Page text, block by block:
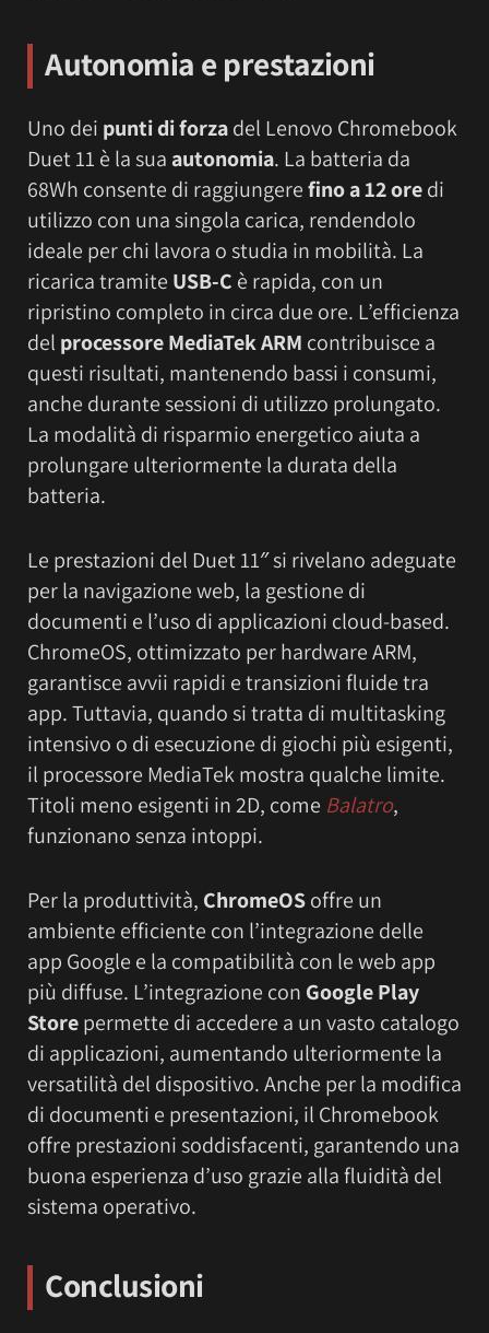
Autonomia e prestazioni
Uno dei punti di forzadel Lenovo Chromebook
Duet 11 è la sua autonomia. La batteria da
68Wh consente di raggiungerefino a 12 oredi
utilizzo con una singola carica, rendendolo
ideale per chi lavora o studia in mobilità. La
ricarica tramite USB-C è rapida, con un
ripristino completo in circa due ore. L’efficienza
del processore MediaTek ARM contribuisce a
questi risultati, mantenendo bassi i consumi,
anche durante sessioni di utilizzo prolungato.
La modalità di risparmio energetico aiuta a
prolungare ulteriormente la durata della
batteria.
Le prestazioni del Duet 11″ si rivelano adeguate
per la navigazione web, la gestione di
documenti e l’uso di applicazioni cloud-based.
ChromeOS, ottimizzato per hardware ARM,
garantisce avvii rapidi e transizioni fluide tra
app. Tuttavia, quando si tratta di multitasking
intensivo o di esecuzione di giochi più esigenti,
il processore MediaTek mostra qualche limite.
Titoli meno esigenti in 2D, come Balatro,
funzionano senza intoppi.
Per la produttività, ChromeOSoffre un
ambiente efficiente con l’integrazione delle
app Google e la compatibilità con le web app
più diffuse. L’integrazione con Google Play
Storepermette di accedere a un vasto catalogo
di applicazioni, aumentando ulteriormente la
versatilità del dispositivo. Anche per la modifica
di documenti e presentazioni, il Chromebook
offre prestazioni soddisfacenti, garantendo una
buona esperienza d’uso grazie alla fluidità del
sistema operativo.
Conclusioni